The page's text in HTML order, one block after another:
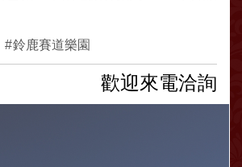
鈴鹿賽道樂園
歡迎來電洽詢